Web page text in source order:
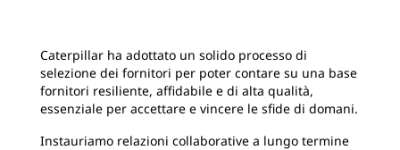
Caterpillar ha adottato un solido processo di
selezione dei fornitori per poter contare su una base
fornitori resiliente, affidabile e di alta qualità,
essenziale per accettare e vincere le sfide di domani.
Instauriamo relazioni collaborative a lungo termine